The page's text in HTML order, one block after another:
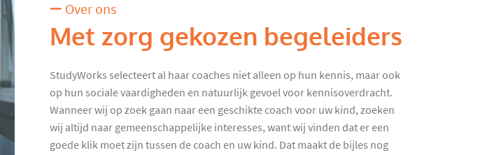
Over ons
Met zorg gekozen begeleiders
StudyWorks selecteert al haar coaches niet alleen op hun kennis, maar ook
op hun sociale vaardigheden en natuurlijk gevoel voor kennisoverdracht.
Wanneer wij op zoek gaan naar een geschikte coach voor uw kind, zoeken
wij altijd naar gemeenschappelijke interesses, want wij vinden dat er een
goede klik moet zijn tussen de coach en uw kind. Dat maakt de bijles nog